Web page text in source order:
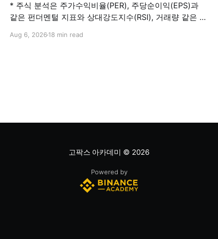
* 주식 분석은 주가수익비율(PER), 주당순이익(EPS)과
같은 펀더멘털 지표와 상대강도지수(RSI), 거래량 같은 기
는지, 저평가됐는지를 판단하는 과정입니다. 하나의 지표
Aug 6, 2026 18 min read
고팍스 아카데미 © 2026
Powered by